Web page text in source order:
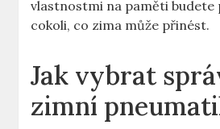
vlastnostmi na paměti budete
cokoli, co zima může přinést.
Jak vybrat
zimní